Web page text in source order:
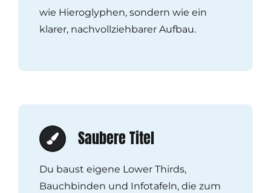
wie Hieroglyphen, sondern wie ein
klarer, nachvollziehbarer Aufbau.
Saubere Titel
Du baust eigene Lower Thirds,
Bauchbinden und Infotafeln, die zum